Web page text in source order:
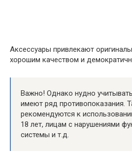
Аксессуары привлекают
хорошим качеством и
Важно! Однако нудно
имеют ряд противопоказания.
рекомендуются к
18 лет, лицам с нарушениями
системы и т.д.